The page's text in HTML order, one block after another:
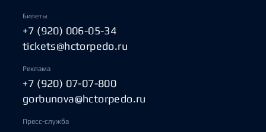
Билеты
+7 (920) 006-05-34
tickets@hctorpedo.ru
Реклама
+7 (920) 07-07-800
gorbunova@hctorpedo.ru
Пресс-служба